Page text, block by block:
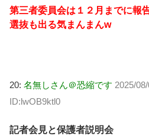
第三者委員会は１２月までに報
選抜も出る気まんまんw
20: 名無しさん＠恐縮です 2025/
ID:lwOB9ktl0
記者会見と保護者説明会